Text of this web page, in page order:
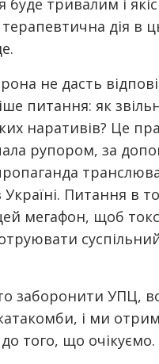
дія в
не дасть
питання: як
наративів? Це
рупором, за
Питання в
мегафон, щоб
заборонити УПЦ,
і ми
того, що очікуємо.